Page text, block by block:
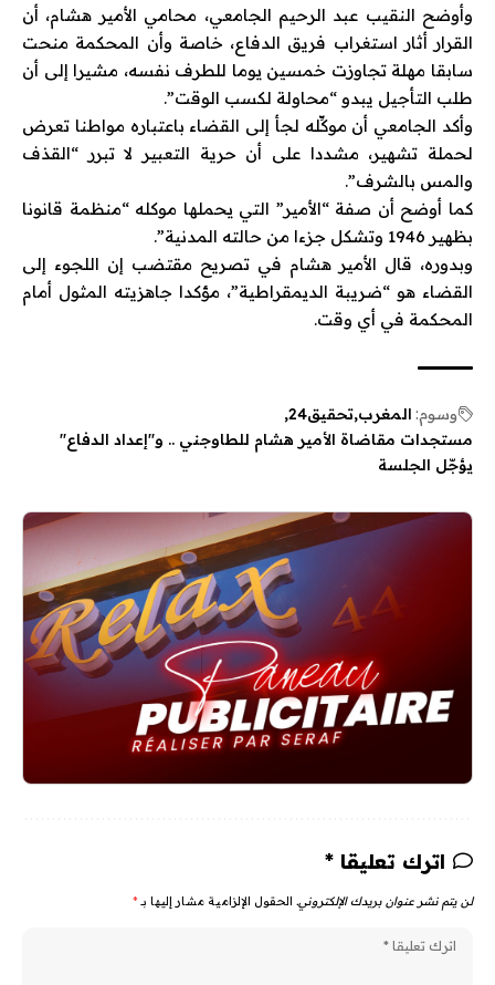
وأوضح النقيب عبد الرحيم الجامعي، محامي الأمير هشام، أن
القرار أثار استغراب فريق الدفاع، خاصة وأن المحكمة منحت
سابقا مهلة تجاوزت خمسين يوما للطرف نفسه، مشيرا إلى أن
طلب التأجيل يبدو “محاولة لكسب الوقت”.
وأكد الجامعي أن موكِّله لجأ إلى القضاء باعتباره مواطنا تعرض
لحملة تشهير، مشددا على أن حرية التعبير لا تبرر “القذف
والمس بالشرف”.
كما أوضح أن صفة “الأمير” التي يحملها موكله “منظمة قانونا
بظهير 1946 وتشكل جزءا من حالته المدنية”.
وبدوره، قال الأمير هشام في تصريح مقتضب إن اللجوء إلى
القضاء هو “ضريبة الديمقراطية”، مؤكدا جاهزيته المثول أمام
المحكمة في أي وقت.
وسوم: المغرب تحقيق24
مستجدات مقاضاة الأمير هشام للطاوجني .. و"إعداد الدفاع"
يؤجّل الجلسة
اترك تعليقا *
لن يتم نشر عنوان بريدك الإلكتروني. الحقول الإلزامية مشار إليها بـ *